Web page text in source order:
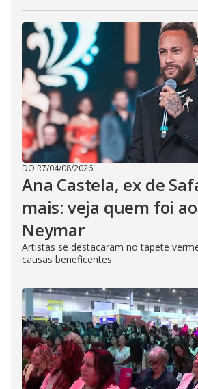
DO R7/04/08/2026
Ana Castela, ex de
mais: veja quem foi
Neymar
Artistas se destacaram no tapete
causas beneficentes